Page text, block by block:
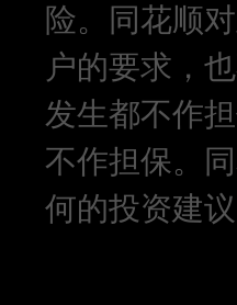
险。同花顺
户的要求，
发生都不作
不作担保。
何的投资建